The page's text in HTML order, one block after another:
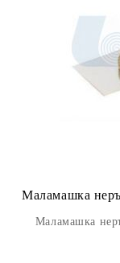
Маламашка
Маламашка